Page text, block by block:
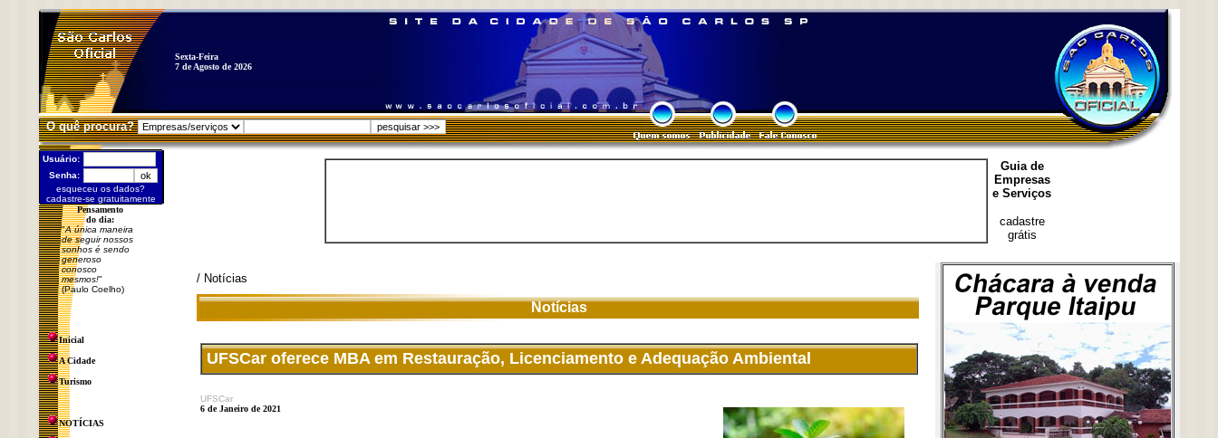
Sexta-Feira
7 de Agosto de 2026
O quê procura?
Usuário:
Senha:
esqueceu os dados?
cadastre-se gratuitamente
Pensamento
do dia:
"A única maneira
de seguir nossos
sonhos é sendo
generoso
conosco
mesmos!"
(Paulo Coelho)
Inicial
A Cidade
Turismo
NOTÍCIAS
Guia de
Empresas
e Serviços
cadastre
grátis
/ Notícias
Notícias
UFSCar oferece MBA em Restauração, Licenciamento e Adequação Ambiental
UFSCar
6 de Janeiro de 2021